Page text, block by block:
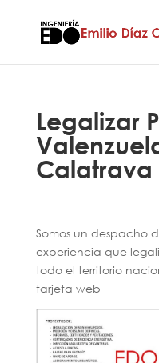
Legalizar
Calatrava
Somos un despacho
experiencia que
todo el territorio
tarjeta web